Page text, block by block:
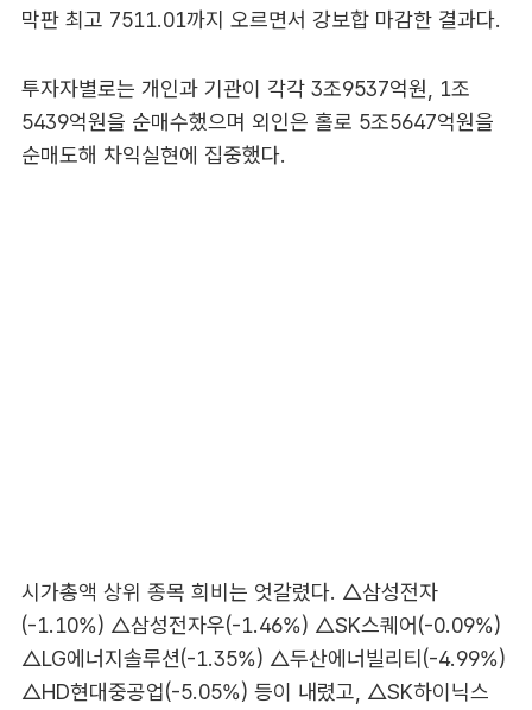
막판 최고 7511.01까지 오르면서 강보합 마감한 결과다.
투자자별로는 개인과 기관이 각각 3조9537억원, 1조
5439억원을 순매수했으며 외인은 홀로 5조5647억원을
순매도해 차익실현에 집중했다.
시가총액 상위 종목 희비는 엇갈렸다. △삼성전자
(-1.10%) △삼성전자우(-1.46%) △SK스퀘어(-0.09%)
△LG에너지솔루션(-1.35%) △두산에너빌리티(-4.99%)
△HD현대중공업(-5.05%) 등이 내렸고, △SK하이닉스